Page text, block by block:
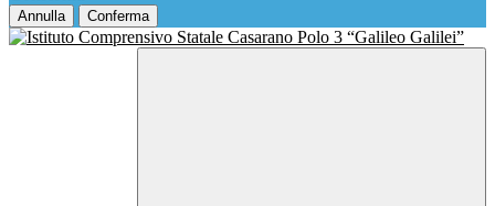
Annulla Conferma